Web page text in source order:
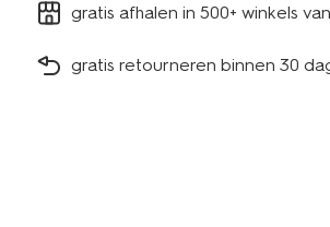
gratis afhalen in 500+ winkels
gratis retourneren binnen 30